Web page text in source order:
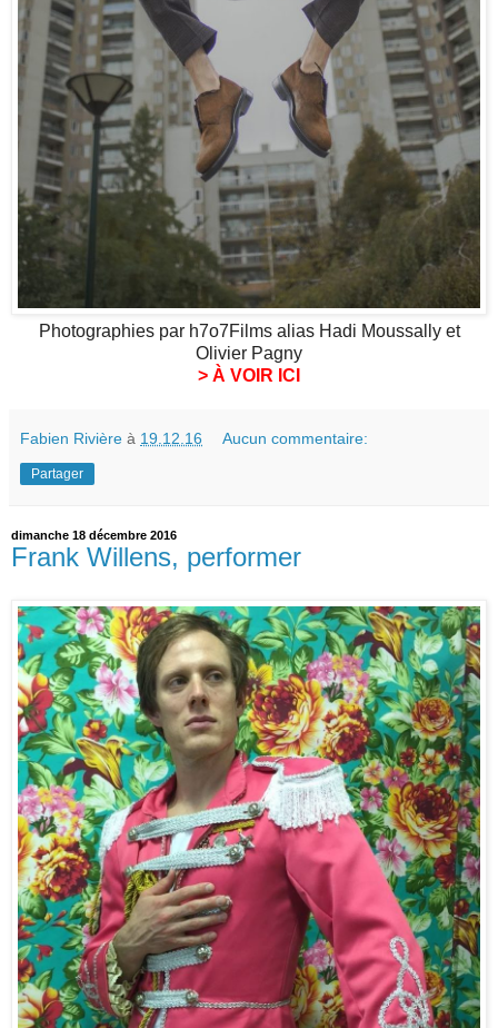
Photographies par h7o7Films alias Hadi Moussally et
Olivier Pagny
> À VOIR ICI
Fabien Rivière à 19.12.16 Aucun commentaire:
Partager
dimanche 18 décembre 2016
Frank Willens, performer